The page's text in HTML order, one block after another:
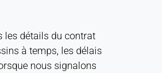
les détails du contrat
à temps, les délais
nous signalons